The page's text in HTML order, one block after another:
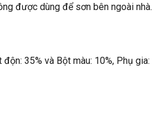
được dùng để sơn bên ngoài nhà.
35% và Bột màu: 10%, Phụ gia: